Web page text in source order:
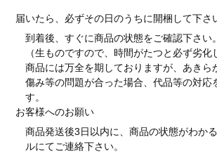
届いたら、必ずその日のうちに開梱して下さ
到着後、すぐに商品の状態をご確認下さい。
（生ものですので、時間がたつと必ず劣化
商品には万全を期しておりますが、あきら
傷み等の問題が合った場合、代品等の対応
す。
お客様へのお願い
商品発送後3日以内に、商品の状態がわか
ルにてご連絡下さい。